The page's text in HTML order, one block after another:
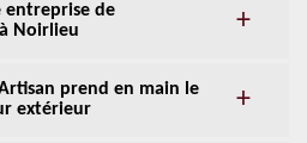
entreprise de
Noirlieu
prend en main le
extérieur